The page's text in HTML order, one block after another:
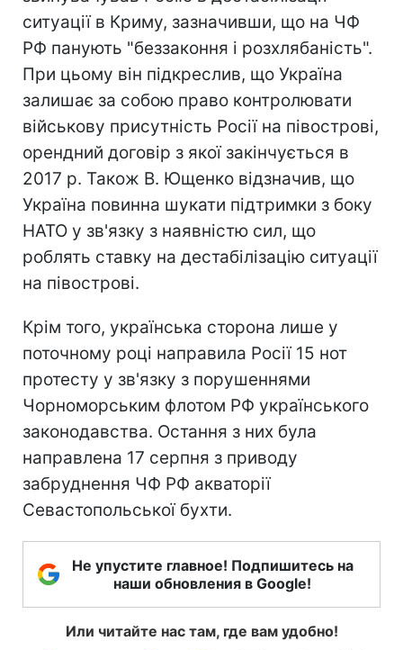
ситуації в Криму, зазначивши, що на ЧФ
РФ панують "беззаконня і розхлябаність".
При цьому він підкреслив, що Україна
залишає за собою право контролювати
військову присутність Росії на півострові,
орендний договір з якої закінчується в
2017 р. Також В. Ющенко відзначив, що
Україна повинна шукати підтримки з боку
НАТО у зв'язку з наявністю сил, що
роблять ставку на дестабілізацію ситуації
на півострові.
Крім того, українська сторона лише у
поточному році направила Росії 15 нот
протесту у зв'язку з порушеннями
Чорноморським флотом РФ українського
законодавства. Остання з них була
направлена 17 серпня з приводу
забруднення ЧФ РФ акваторії
Севастопольської бухти.
Не упустите главное! Подпишитесь на
наши обновления в Google!
Или читайте нас там, где вам удобно!